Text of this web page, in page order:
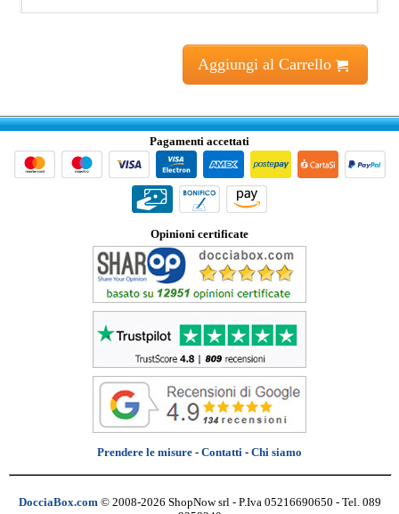
Aggiungi al Carrello
Pagamenti accettati
Opinioni certificate
Prendere le misure - Contatti - Chi siamo
DocciaBox.com © 2008-2026 ShopNow srl - P.Iva 05216690650 - Tel. 089